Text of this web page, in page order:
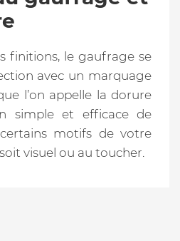
finitions, le gaufrage se
avec un marquage
l’on appelle la dorure
simple et efficace de
motifs de votre
visuel ou au toucher.